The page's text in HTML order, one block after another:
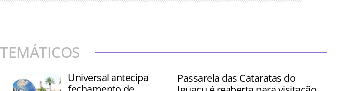
Universal antecipa
Passarela das Cataratas do